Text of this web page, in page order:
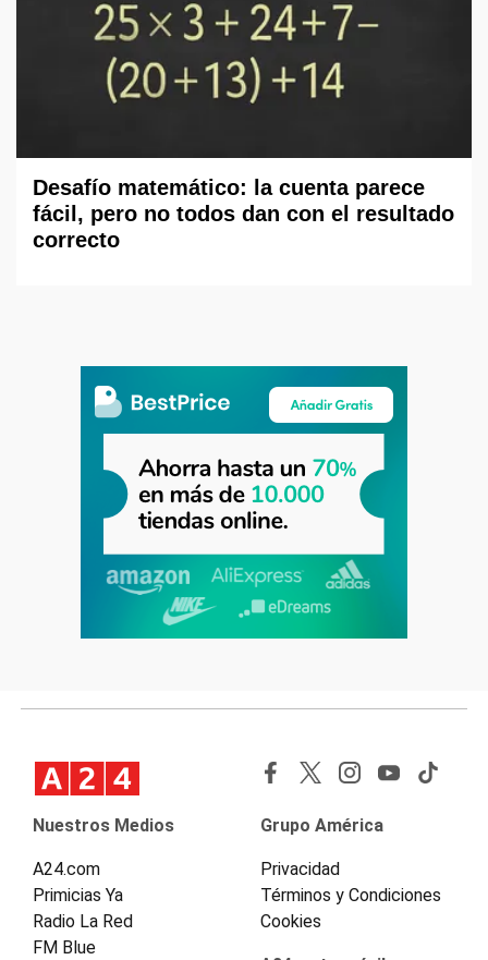
Desafío matemático: la cuenta parece
fácil, pero no todos dan con el resultado
correcto
Nuestros Medios
A24.com
Primicias Ya
Radio La Red
FM Blue
Grupo América
Privacidad
Términos y Condiciones
Cookies